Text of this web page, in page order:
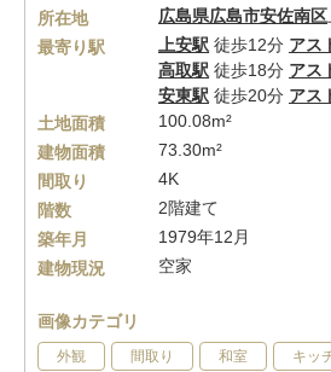
所在地 広島県広島市安佐南区
最寄り駅
上安駅 徒歩12分 アス
高取駅 徒歩18分 アス
安東駅 徒歩20分 アス
土地面積
100.08m²
建物面積
73.30m²
間取り
4K
階数
2階建て
築年月
1979年12月
建物現況
空家
画像カテゴリ
外観 間取り 和室 キッ